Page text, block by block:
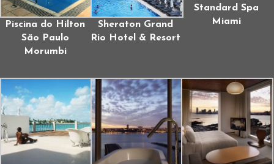
Piscina do Hilton
São Paulo
Morumbi
Sheraton Grand
Rio Hotel & Resort
Standard Spa
Miami